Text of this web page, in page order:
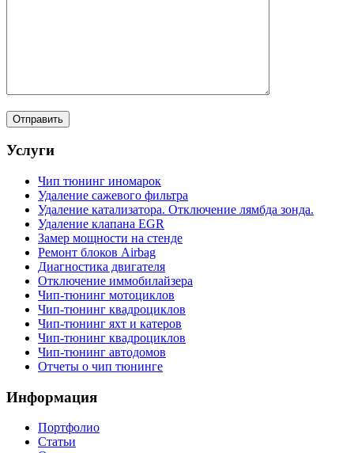
Услуги
Чип тюнинг иномарок
Удаление сажевого фильтра
Удаление катализатора. Отключение лямбда зонда.
Удаление клапана EGR
Замер мощности на стенде
Ремонт блоков Airbag
Диагностика двигателя
Отключение иммобилайзера
Чип-тюнинг мотоциклов
Чип-тюнинг квадроциклов
Чип-тюнинг яхт и катеров
Чип-тюнинг квадроциклов
Чип-тюнинг автодомов
Отчеты о чип тюнинге
Информация
Портфолио
Статьи